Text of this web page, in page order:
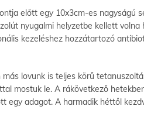
előtt egy 10x3cm-es nagyságú
nyugalmi helyzetbe kellett
kezeléshez hozzátartozó
más lovunk is teljes körű
mostuk le. A rákövetkező
adagot. A harmadik héttől